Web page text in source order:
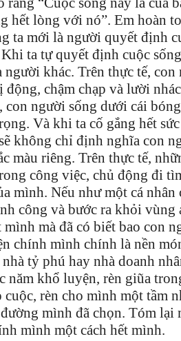
hết lòng với nó”. Em hoàn
ta mới là người quyết định
ta tự quyết định cuộc
người khác. Trên thực tế,
động, chậm chạp và lười
con người sống dưới cái
Và khi ta cố gắng hết
không chỉ định nghĩa con
màu riêng. Trên thực tế,
công việc, chủ động đi
mình. Nếu như một cá
công và bước ra khỏi vùng
mà đã có biết bao con
chính mình chính là nền
tỷ phú hay nhà doanh
năm khổ luyện, rèn giũa
rèn cho mình một tầm
mình đã chọn. Tóm lại
mình một cách hết mình.